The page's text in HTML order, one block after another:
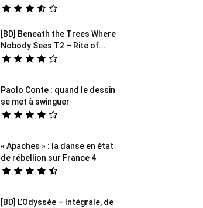
[BD] Beneath the Trees Where
Nobody Sees T2 – Rite of...
Paolo Conte : quand le dessin
se met à swinguer
« Apaches » : la danse en état
de rébellion sur France 4
[BD] L’Odyssée – Intégrale, de